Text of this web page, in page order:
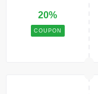
20%
COUPON